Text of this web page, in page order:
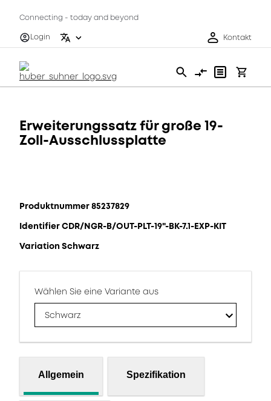
Connecting - today and beyond
Login
Kontakt
Erweiterungssatz für große 19-
Zoll-Ausschlussplatte
Produktnummer 85237829
Identifier CDR/NGR-B/OUT-PLT-19"-BK-7.1-EXP-KIT
Variation Schwarz
Wählen Sie eine Variante aus
Schwarz
Allgemein Spezifikation